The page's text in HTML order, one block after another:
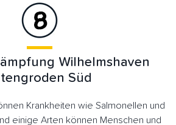
Wilhelmshaven
Süd
Krankheiten wie Salmonellen und
einige Arten können Menschen und